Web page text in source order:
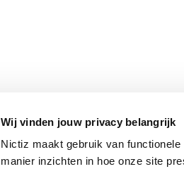
Wij vinden jouw privacy belangrijk
Nictiz maakt gebruik van
manier inzichten in hoe onze site
Populaire
– Informatiestandaarden
– Zibs